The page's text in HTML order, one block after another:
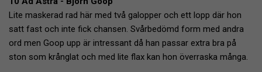
Lite maskerad rad här med två galopper och ett lopp där hon
satt fast och inte fick chansen. Svårbedömd form med andra
ord men Goop upp är intressant då han passar extra bra på
ston som krånglat och med lite flax kan hon överraska många.